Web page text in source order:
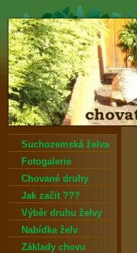
Suchozemská želva
Fotogalerie
Chované druhy
Jak začít ???
Výběr druhu želvy
Nabídka želv
Základy chovu